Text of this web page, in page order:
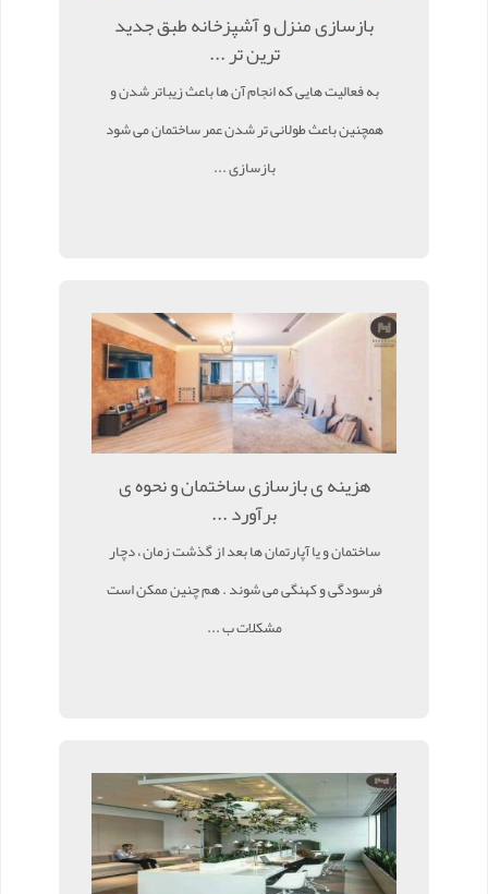
بازسازی منزل و آشپزخانه طبق جدید
ترین تر ...
به فعالیت هایی که انجام آن ها باعث زیباتر شدن و
همچنین باعث طولانی تر شدن عمر ساختمان می شود
بازسازی ...
هزینه ی بازسازی ساختمان و نحوه ی
برآورد ...
ساختمان و یا آپارتمان ها بعد از گذشت زمان ، دچار
فرسودگی و کهنگی می شوند . هم چنین ممکن است
مشکلات ب ...